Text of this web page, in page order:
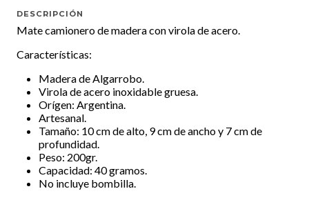
DESCRIPCIÓN
Mate camionero de madera con virola de acero.
Características:
Madera de Algarrobo.
Virola de acero inoxidable gruesa.
Orígen: Argentina.
Artesanal.
Tamaño: 10 cm de alto, 9 cm de ancho y 7 cm de
profundidad.
Peso: 200gr.
Capacidad: 40 gramos.
No incluye bombilla.